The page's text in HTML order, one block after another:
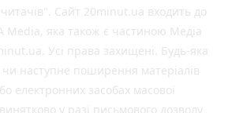
Сайт 20minut.ua входить до
Media, яка також є частиною Медіа
Усі права захищені. Будь-яка
наступне поширення матеріалів
електронних засобах масової
у разі письмового дозволу